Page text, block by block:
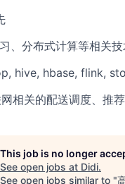
、分布式计算等相关
hive, hbase, flink,
相关的配送调度、推
This job is no longer
See open jobs at Didi.
See open jobs similar to "